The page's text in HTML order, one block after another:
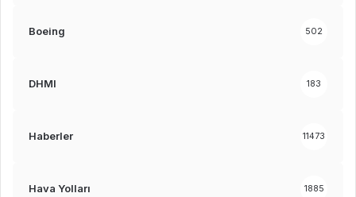
Boeing 502
DHMI 183
Haberler 11473
Hava Yolları 1885